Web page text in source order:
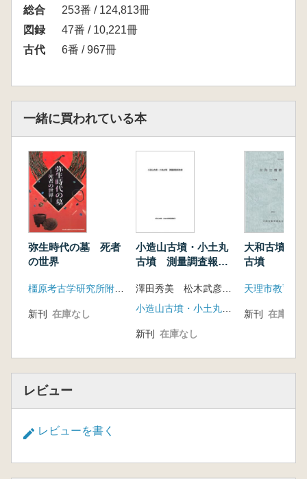
貝吹山古墳
鈴千夏 (コラム)馬見古墳群における鏡の出
土経緯
形象埴輪
室宮山古墳/百舌鳥古墳/古市古墳
森本徹 (もっと知りたい)陶質土器と船形土
器
廣瀬時習 (もっと知りたい)家形埴輪と靫形
埴輪
3 葛城氏の隆盛
1 葛城の集落群と葛城氏
里遺跡/森遺跡/長原遺跡/陶邑窯跡群
関本優美子 (もっと知りたい)豪族居館の研
究史
2 葛城と河内の初期群集墳
石光山古墳群/巨勢山古墳群/太秦古墳群/長
原古墳群
森本徹 (もっと知りたい)初期群集墳の被葬
1 雄略大王と葛城氏の衰退
総合
253番 / 124,813冊
図録
47番 / 10,221冊
古代
6番 / 967冊
一緒に買われている本
弥生時代の墓 死者
の世界
橿原考古学研究所附属博物館
新刊 在庫なし
小造山古墳・小土丸
古墳 測量調査報告
澤田秀美 松木武彦 仲田周平
小造山古墳・小土丸古墳測量調査団(くらしき作陽大学)
新刊 在庫なし
大和古墳群
古墳
天理市教育委
新刊 在庫なし
レビュー
レビューを書く